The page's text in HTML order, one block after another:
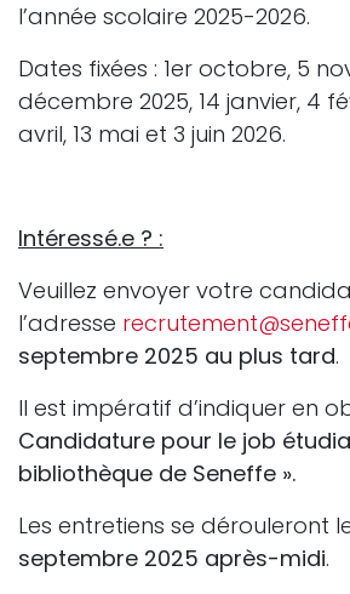
l’année scolaire 2025-2026.
Dates fixées : 1er octobre, 5
décembre 2025, 14 janvier, 4
avril, 13 mai et 3 juin 2026.
Intéressé.e ? :
Veuillez envoyer votre
l’adresse
septembre 2025 au plus tard.
Il est impératif d’indiquer en
Candidature pour le job
bibliothèque de Seneffe ».
Les entretiens se dérouleront
septembre 2025 après-midi.